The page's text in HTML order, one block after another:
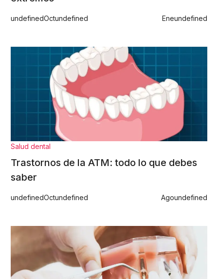
undefinedOctundefined Eneundefined
Salud dental
Trastornos de la ATM: todo lo que debes
saber
undefinedOctundefined Agoundefined